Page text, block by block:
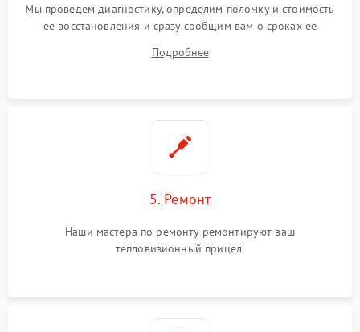
Мы проведем диагностику, определим поломку и стоимость
ее восстановления и сразу сообщим вам о сроках ее
Подробнее
5. Ремонт
Наши мастера по ремонту ремонтируют ваш
тепловизионный прицел.